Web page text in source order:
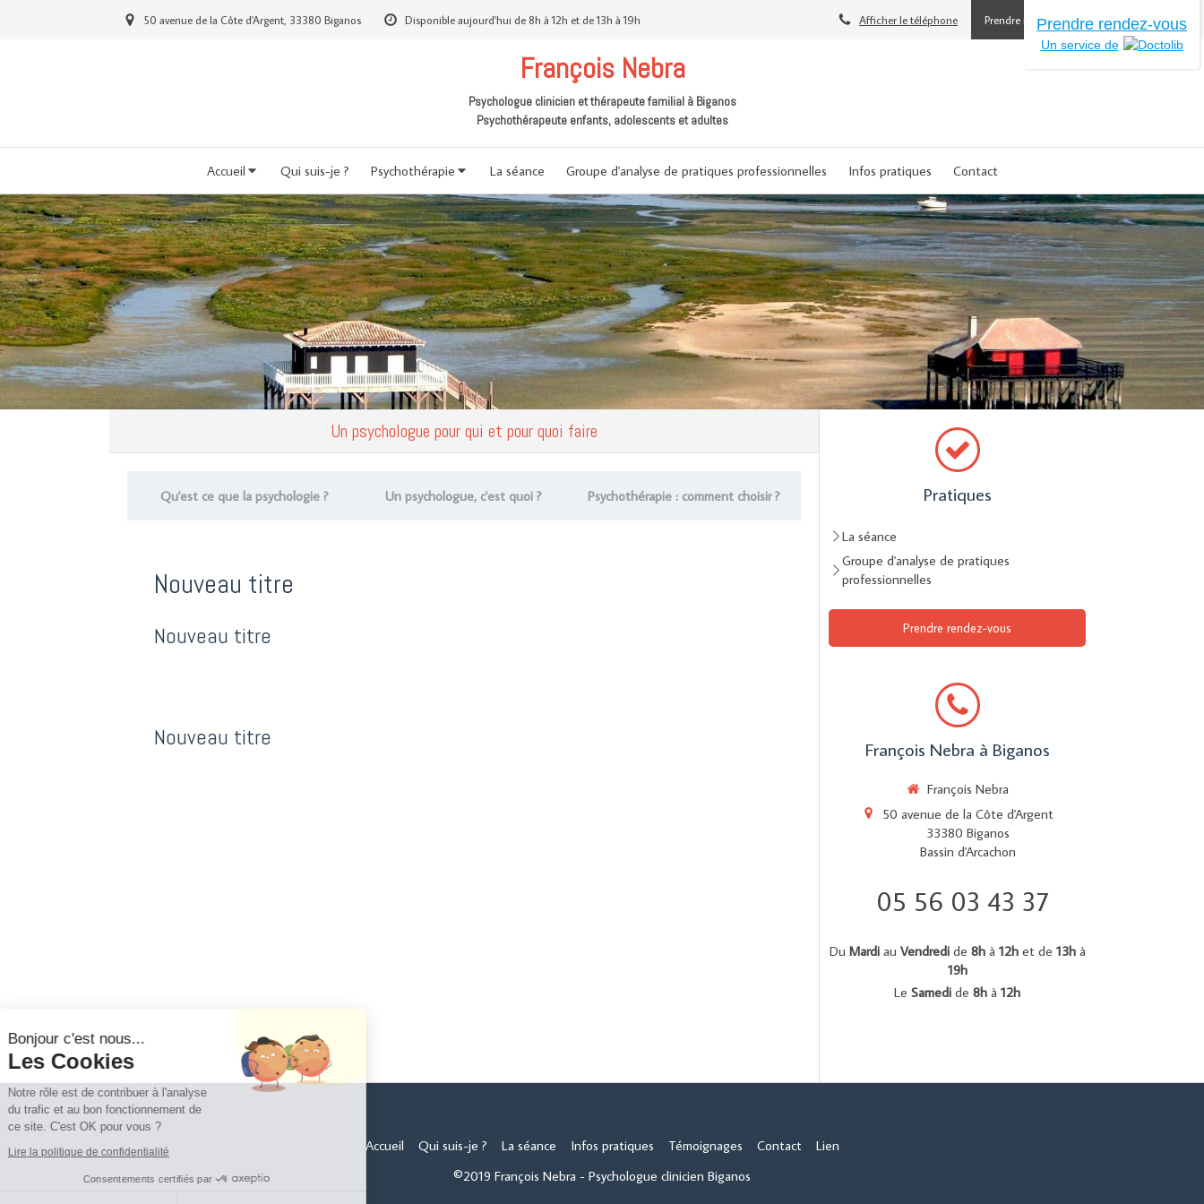
50 avenue de la Côte d'Argent, 33380 Biganos Disponible aujourd'hui de 8h à 12h et de 13h à 19h Prendre rendez-vous
Afficher le téléphone
François Nebra
Psychologue clinicien et thérapeute familial à Biganos
Psychothérapeute enfants, adolescents et adultes
Accueil Qui suis-je ? Psychothérapie La séance Groupe d'analyse de pratiques professionnelles Infos pratiques Contact
Un psychologue pour qui et pour quoi faire
Qu'est ce que la psychologie ? Un psychologue, c'est quoi ? Psychothérapie : comment choisir ?
Nouveau titre
Nouveau titre
Nouveau titre
Pratiques
La séance
Groupe d'analyse de pratiques
professionnelles
Prendre rendez-vous
François Nebra à Biganos
François Nebra
50 avenue de la Côte d'Argent
33380 Biganos
Bassin d'Arcachon
05 56 03 43 37
Du Mardiau Vendredide 8hà 12het de 13hà
19h
Le Samedi de 8h à 12h
Accueil Qui suis-je ? La séance Infos pratiques Témoignages Contact
Lien
©2019 François Nebra - Psychologue clinicien Biganos
Prendre rendez-vous
Un service de
Bonjour c'est nous...
Les Cookies
Notre rôle est de contribuer à l'analyse
du trafic et au bon fonctionnement de
ce site. C'est OK pour vous ?
Lire la politique de confidentialité
Consentements certifiés par